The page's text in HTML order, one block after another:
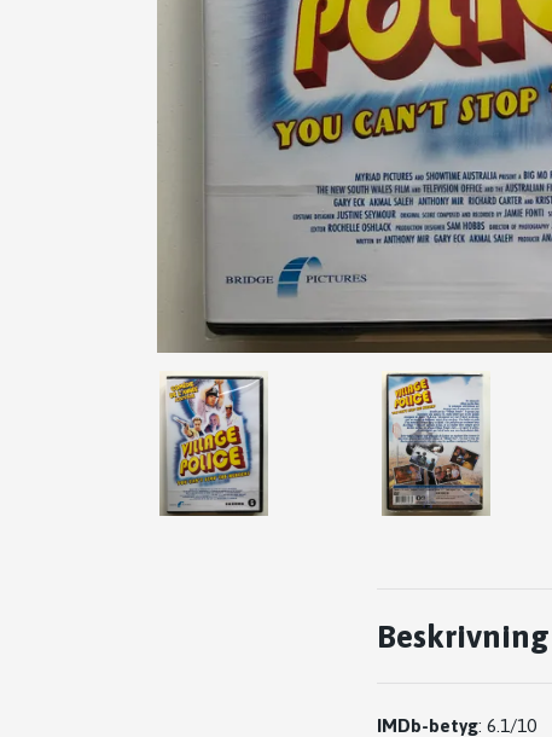
Beskrivning
IMDb-betyg: 6.1/10